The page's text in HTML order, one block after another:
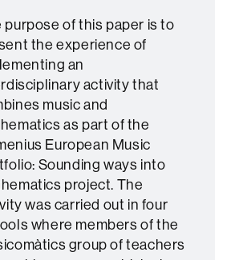
purpose of this paper is to
the experience of
an
activity that
music and
as part of the
European Music
Sounding ways into
project. The
was carried out in four
where members of the
group of teachers